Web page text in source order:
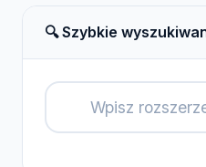
🔍 Szybkie